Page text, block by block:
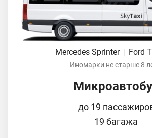
Mercedes Sprinter | Ford
Иномарки не старше 8
до 19
19 багажа